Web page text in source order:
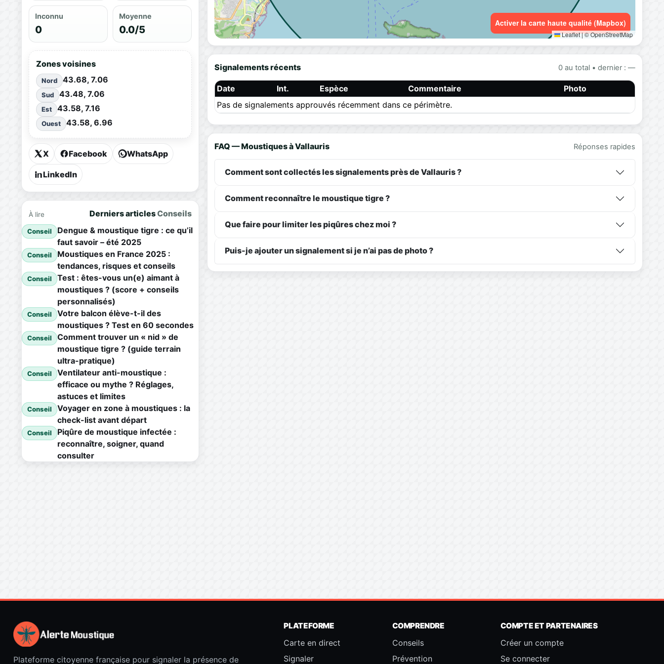
Inconnu
0
Moyenne
0.0/5
Zones voisines
Nord 43.68, 7.06
Sud 43.48, 7.06
Est 43.58, 7.16
Ouest 43.58, 6.96
X Facebook WhatsApp
LinkedIn
À lire Derniers articlesConseils
Conseil
Dengue & moustique tigre : ce qu’il
faut savoir – été 2025
Conseil
Moustiques en France 2025 :
tendances, risques et conseils
Conseil
Test : êtes-vous un(e) aimant à
moustiques ? (score + conseils
personnalisés)
Conseil
Votre balcon élève-t-il des
moustiques ? Test en 60 secondes
Conseil
Comment trouver un « nid » de
moustique tigre ? (guide terrain
ultra-pratique)
Conseil
Ventilateur anti-moustique :
efficace ou mythe ? Réglages,
astuces et limites
Conseil
Voyager en zone à moustiques : la
check-list avant départ
Conseil
Piqûre de moustique infectée :
reconnaître, soigner, quand
consulter
Leaflet|© OpenStreetMap
Activer la carte haute qualité (Mapbox)
Signalements récents 0 au total • dernier : —
Date Int. Espèce Commentaire
Photo
Pas de signalements approuvés récemment dans ce périmètre.
FAQ — Moustiques à Vallauris Réponses rapides
Comment sont collectés les signalements près de Vallauris ?
Comment reconnaître le moustique tigre ?
Que faire pour limiter les piqûres chez moi ?
Puis-je ajouter un signalement si je n’ai pas de photo ?
Plateforme citoyenne française pour signaler la présence de
PLATEFORME
Carte en direct
Signaler
COMPRENDRE
Conseils
Prévention
COMPTE ET PARTENAIRES
Créer un compte
Se connecter